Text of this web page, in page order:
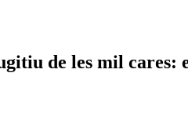
de les mil cares: